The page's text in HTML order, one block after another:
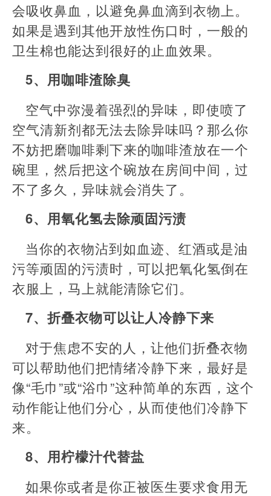
会吸收鼻血，以避免鼻血滴到衣物上。
如果是遇到其他开放性伤口时，一般的
卫生棉也能达到很好的止血效果。
5、用咖啡渣除臭
空气中弥漫着强烈的异味，即使喷了
空气清新剂都无法去除异味吗？那么你
不妨把磨咖啡剩下来的咖啡渣放在一个
碗里，然后把这个碗放在房间中间，过
不了多久，异味就会消失了。
6、用氧化氢去除顽固污渍
当你的衣物沾到如血迹、红酒或是油
污等顽固的污渍时，可以把氧化氢倒在
衣服上，马上就能清除它们。
7、折叠衣物可以让人冷静下来
对于焦虑不安的人，让他们折叠衣物
可以帮助他们把情绪冷静下来，最好是
像“毛巾”或“浴巾”这种简单的东西，这个
动作能让他们分心，从而使他们冷静下
来。
8、用柠檬汁代替盐
如果你或者是你正被医生要求食用无